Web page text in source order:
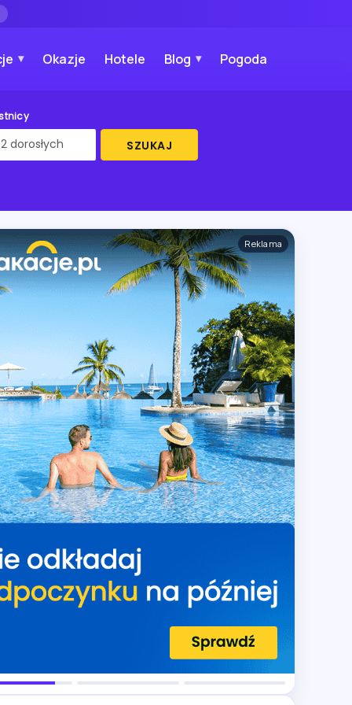
Okazje Hotele Blog Pogoda
SZUKAJ
Reklama